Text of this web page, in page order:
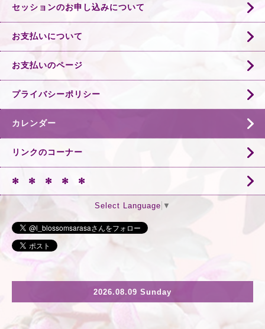
セッションのお申し込みについて
お支払いについて
お支払いのページ
プライバシーポリシー
カレンダー
リンクのコーナー
✻ ✻ ✻ ✻ ✻
Select Language ▼
2026.08.09 Sunday